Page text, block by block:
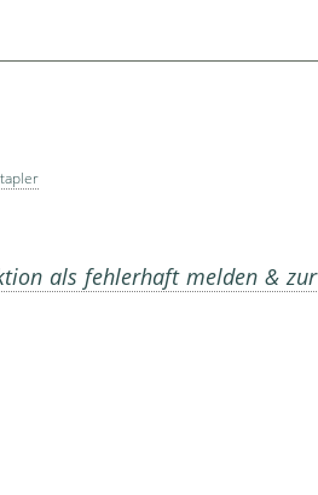
als fehlerhaft melden & zur